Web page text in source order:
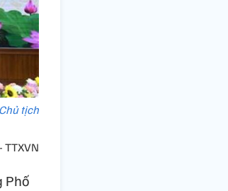
tịch
TTXVN
Phố